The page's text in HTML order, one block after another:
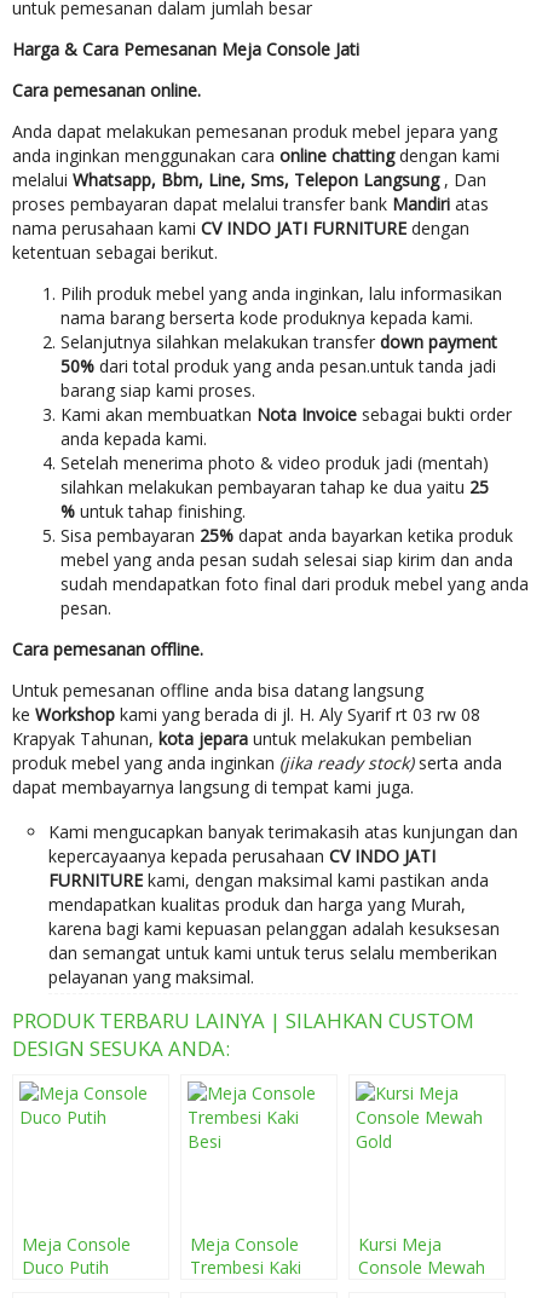
untuk pemesanan dalam jumlah besar
Harga & Cara Pemesanan Meja Console Jati
Cara pemesanan online.
Anda dapat melakukan pemesanan produk mebel jepara yang
anda inginkan menggunakan cara online chattingdengan kami
melalui Whatsapp, Bbm, Line, Sms, Telepon Langsung , Dan
proses pembayaran dapat melalui transfer bank Mandiri atas
nama perusahaan kami CV INDO JATI FURNITURE dengan
ketentuan sebagai berikut.
Pilih produk mebel yang anda inginkan, lalu informasikan
nama barang berserta kode produknya kepada kami.
Selanjutnya silahkan melakukan transfer down payment
50% dari total produk yang anda pesan.untuk tanda jadi
barang siap kami proses.
Kami akan membuatkan Nota Invoice sebagai bukti order
anda kepada kami.
Setelah menerima photo & video produk jadi (mentah)
silahkan melakukan pembayaran tahap ke dua yaitu 25
% untuk tahap finishing.
Sisa pembayaran 25% dapat anda bayarkan ketika produk
mebel yang anda pesan sudah selesai siap kirim dan anda
sudah mendapatkan foto final dari produk mebel yang anda
pesan.
Cara pemesanan offline.
Untuk pemesanan offline anda bisa datang langsung
ke Workshop kami yang berada di jl. H. Aly Syarif rt 03 rw 08
Krapyak Tahunan, kota jepara untuk melakukan pembelian
produk mebel yang anda inginkan (jika ready stock)serta anda
dapat membayarnya langsung di tempat kami juga.
Kami mengucapkan banyak terimakasih atas kunjungan dan
kepercayaanya kepada perusahaan CV INDO JATI
FURNITURE kami, dengan maksimal kami pastikan anda
mendapatkan kualitas produk dan harga yang Murah,
karena bagi kami kepuasan pelanggan adalah kesuksesan
dan semangat untuk kami untuk terus selalu memberikan
pelayanan yang maksimal.
PRODUK TERBARU LAINYA | SILAHKAN CUSTOM
DESIGN SESUKA ANDA:
Meja Console
Duco Putih
Meja Console
Trembesi Kaki
Kursi Meja
Console Mewah